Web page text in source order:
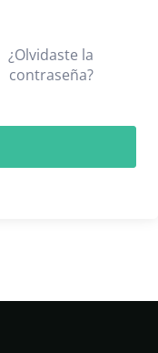
¿Olvidaste la
contraseña?